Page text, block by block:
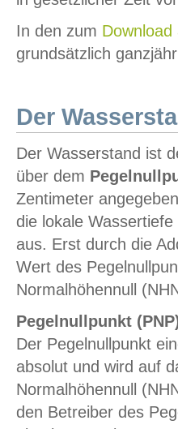
In den zum Download
grundsätzlich
Der
Der Wasserstand ist
über dem
Zentimeter
die lokale
aus. Erst durch die
Wert des
Normalhöhennull
Pegelnullpunkt
Der Pegelnullpunkt
absolut und wird auf
Normalhöhennull
den Betreiber des